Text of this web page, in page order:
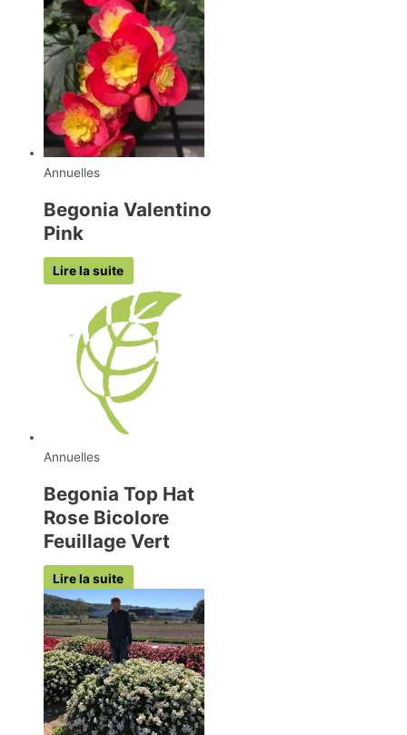
Annuelles
Begonia Valentino
Pink
Lire la suite
Annuelles
Begonia Top Hat
Rose Bicolore
Feuillage Vert
Lire la suite